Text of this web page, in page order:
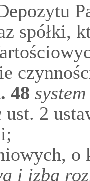
spółki,
48
ust. 2
o
i izba